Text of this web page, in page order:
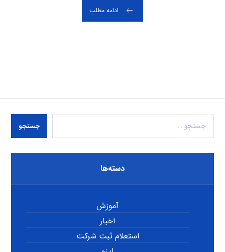
ادامه مطلب
جستجو
دسته‌ها
آموزش
اخبار
استعلام ثبت شرکت